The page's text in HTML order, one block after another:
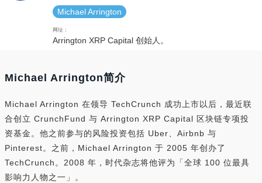
Michael Arrington
网址：
Arrington XRP Capital 创始人。
Michael Arrington简介
Michael Arrington 在领导 TechCrunch 成功上市以后，最近联
合创立 CrunchFund 与 Arrington XRP Capital 区块链专项投
资基金。他之前参与的风险投资包括 Uber、Airbnb 与
Pinterest。之前，Michael Arrington 于 2005 年创办了
TechCrunch。2008 年，时代杂志将他评为「全球 100 位最具
影响力人物之一」。